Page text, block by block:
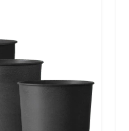
Eisen schwarz